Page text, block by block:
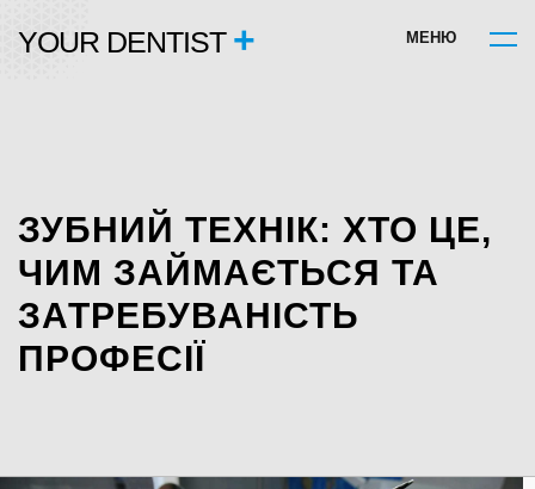
YOUR DENTIST + М ЕН Ю
ЗУБНИЙ ТЕХНІК: ХТО ЦЕ,
ЧИМ ЗАЙМАЄТЬСЯ ТА
ЗАТРЕБУВАНІСТЬ
ПРОФЕСІЇ